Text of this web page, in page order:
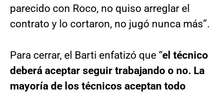
parecido con Roco, no quiso arreglar el
contrato y lo cortaron, no jugó nunca más”.
Para cerrar, el Barti enfatizó que “el técnico
deberá aceptar seguir trabajando o no. La
mayoría de los técnicos aceptan todo